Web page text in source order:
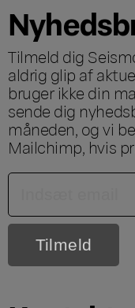
Tilmeld dig
aldrig glip af
bruger ikke din
sende dig
måneden, og vi
Mailchimp, hvis